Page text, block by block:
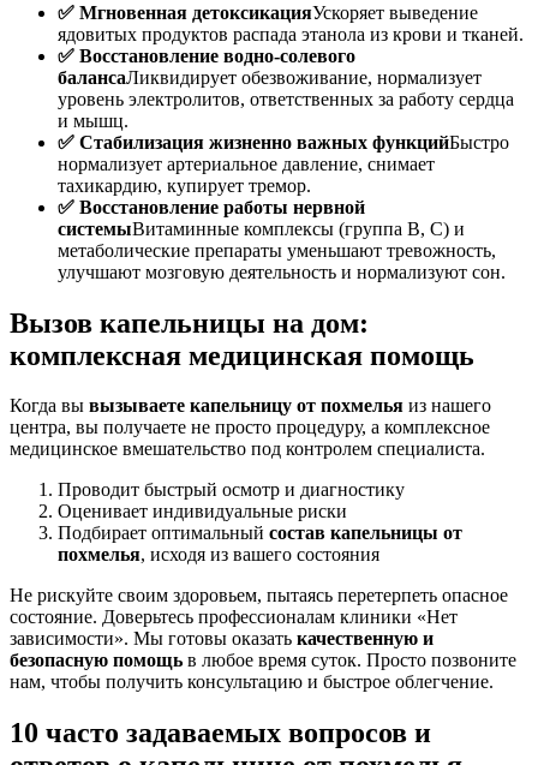
✅ Мгновенная детоксикацияУскоряет выведение
ядовитых продуктов распада этанола из крови и тканей.
✅ Восстановление водно-солевого
балансаЛиквидирует обезвоживание, нормализует
уровень электролитов, ответственных за работу сердца
и мышц.
✅ Стабилизация жизненно важных функцийБыстро
нормализует артериальное давление, снимает
тахикардию, купирует тремор.
✅ Восстановление работы нервной
системыВитаминные комплексы (группа B, C) и
метаболические препараты уменьшают тревожность,
улучшают мозговую деятельность и нормализуют сон.
Вызов капельницы на дом:
комплексная медицинская помощь
Когда вы вызываете капельницу от похмелья из нашего
центра, вы получаете не просто процедуру, а комплексное
медицинское вмешательство под контролем специалиста.
Проводит быстрый осмотр и диагностику
Оценивает индивидуальные риски
Подбирает оптимальный состав капельницы от
похмелья, исходя из вашего состояния
Не рискуйте своим здоровьем, пытаясь перетерпеть опасное
состояние. Доверьтесь профессионалам клиники «Нет
зависимости». Мы готовы оказать качественную и
безопасную помощь в любое время суток. Просто позвоните
нам, чтобы получить консультацию и быстрое облегчение.
10 часто задаваемых вопросов и